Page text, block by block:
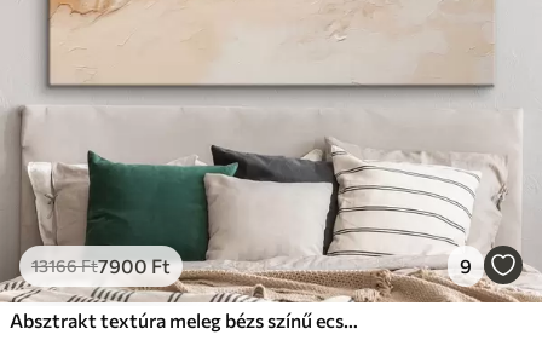
13166Ft7900Ft 9
Absztrakt textúra meleg bézs színű ecsetvonásokkal